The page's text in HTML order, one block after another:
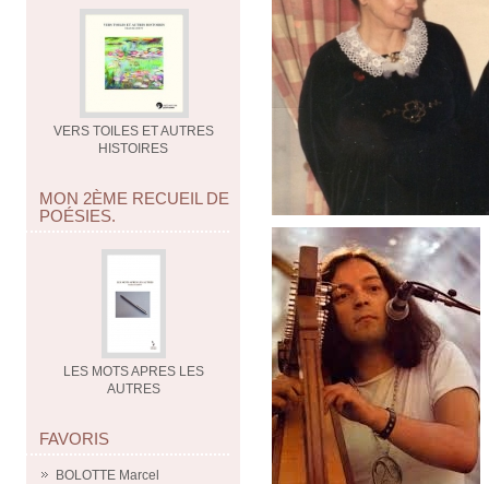
VERS TOILES ET AUTRES
HISTOIRES
MON 2ÈME RECUEIL DE
POÉSIES.
LES MOTS APRES LES
AUTRES
FAVORIS
BOLOTTE Marcel